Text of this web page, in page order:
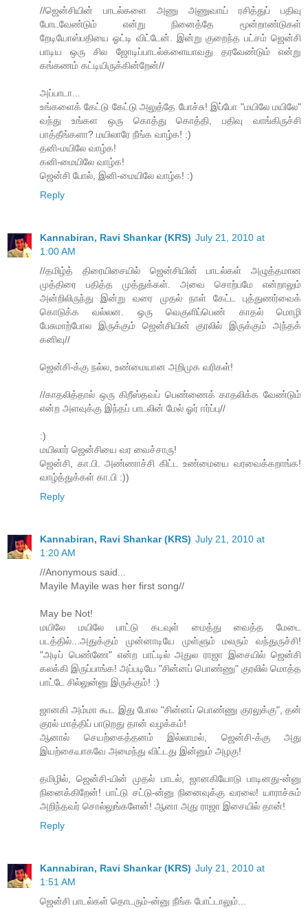
//ஜென்சியின் பாடல்களை அணு அணுவாய் ரசித்துப் பதிவு
போடவேண்டும் என்று நினைத்தே மூன்றாண்டுகள்
றேடியோஸ்பதியை ஓட்டி விட்டேன். இன்று குறைந்த பட்சம் ஜென்சி
பாடிய ஒரு சில ஜோடிப்பாடல்களையாவது தரவேண்டும் என்று
கங்கணம் கட்டியிருக்கின்றேன்//
அப்பாடா...
உங்களைக் கேட்டு கேட்டு அலுத்தே போச்சு! இப்போ "மயிலே மயிலே"
வந்து உங்கள ஒரு கொத்து கொத்தி, பதிவு வாங்கிருச்சி
பாத்தீங்களா? மயிலாரே நீங்க வாழ்க! :)
தனி-மயிலே வாழ்க!
கனி-மையிலே வாழ்க!
ஜென்சி போல், இனி-மையிலே வாழ்க! :)
Reply
Kannabiran, Ravi Shankar (KRS) July 21, 2010 at
1:00 AM
//தமிழ்த் திரையிசையில் ஜென்சியின் பாடல்கள் அழுத்தமான
முத்திரை பதித்த முத்துக்கள். அவை சொற்பமே என்றாலும்
அன்றிலிருந்து இன்று வரை முதல் நாள் கேட்ட புத்துணர்வைக்
கொடுக்க வல்லன. ஒரு வெகுளிப்பெண் காதல் மொழி
பேசுமாற்போல இருக்கும் ஜென்சியின் குரலில் இருக்கும் அந்தக்
கனிவு//
ஜென்சி-க்கு நல்ல, உண்மையான அறிமுக வரிகள்!
//காதலித்தால் ஒரு கிறீஸ்தவப் பெண்ணைக் காதலிக்க வேண்டும்
என்ற அளவுக்கு இந்தப் பாடலின் மேல் ஓர் ஈர்ப்பு//
:)
மயிலார் ஜென்சியை வர வைச்சாரு!
ஜென்சி, கா.பி. அண்ணாச்சி கிட்ட உண்மையை வரவைக்கறாங்க!
வாழ்த்துக்கள் கா.பி :))
Reply
Kannabiran, Ravi Shankar (KRS) July 21, 2010 at
1:20 AM
//Anonymous said...
Mayile Mayile was her first song//
May be Not!
மயிலே மயிலே பாட்டு கடவுள் மைத்து வைத்த மேடை
படத்தில்...அதுக்கும் முன்னாடியே முள்ளும் மலரும் வந்துருச்சி!
"அடிப் பெண்ணே" என்ற பாட்டில் அதுல ராஜா இசையில் ஜென்சி
கலக்கி இருப்பாங்க! அப்படியே "சின்னப் பொண்ணு" குரலில் மொத்த
பாட்டே சில்லுன்னு இருக்கும்! :)
ஜானகி அம்மா கூட இது போல "சின்னப் பொண்ணு குரலுக்கு", தன்
குரல் மாத்திப் பாடுறது தான் வழக்கம்!
ஆனால் செயற்கைத்தனம் இல்லாமல், ஜென்சி-க்கு அது
இயற்கையாகவே அமைந்து விட்டது இன்னும் அழகு!
தமிழில், ஜென்சி-யின் முதல் பாடல், ஜானகியோடு பாடினது-ன்னு
நினைக்கிறேன்! பாட்டு சட்டு-ன்னு நினைவுக்கு வரலை! யாராச்சும்
அறிந்தவர் சொல்லுங்களேன்! ஆனா அது ராஜா இசையில் தான்!
Reply
Kannabiran, Ravi Shankar (KRS) July 21, 2010 at
1:51 AM
ஜென்சி பாடல்கள் தொடரும்-ன்னு நீங்க போட்டாலும்...